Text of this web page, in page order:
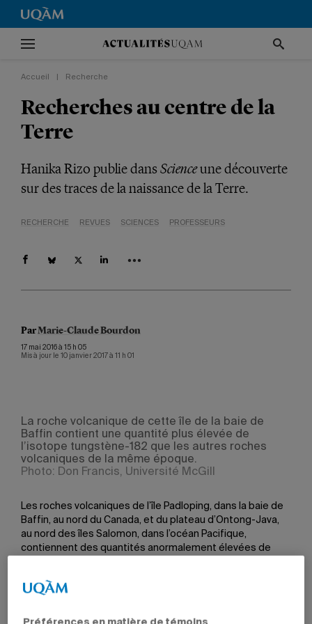
Accueil Recherche
Recherches au centre de la
Terre
Hanika Rizo publie dansScienceune découverte
sur des traces de la naissance de la Terre.
RECHERCHE REVUES SCIENCES PROFESSEURS
ParMarie-Claude Bourdon
17 mai 2016 à 15 h 05
Mis à jour le 10 janvier 2017 à 11 h 01
La roche volcanique de cette île de la baie de
Baffin contient une quantité plus élevée de
l’isotope tungstène-182 que les autres roches
volcaniques de la même époque.
Photo: Don Francis, Université McGill
Les roches volcaniques de l’île Padloping, dans la baie de
Baffin, au nord du Canada, et du plateau d’Ontong-Java,
au nord des îles Salomon, dans l’océan Pacifique,
contiennent des quantités anormalement élevées de
professeure d’origine mexicaine Hanika Rizo, du
l’atmosphère, a fait cette découverte en collaboration